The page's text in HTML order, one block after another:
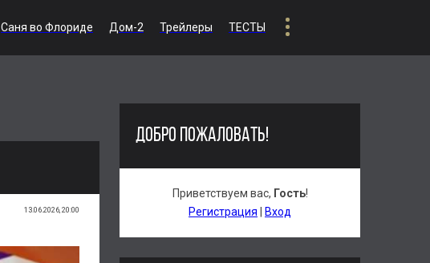
Саня во Флориде Дом-2 Трейлеры ТЕСТЫ
13.06.2026, 20:00
ДОБРО ПОЖАЛОВАТЬ!
Приветствуем вас, Гость!
Регистрация
Вход